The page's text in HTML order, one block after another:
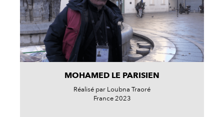
MOHAMED LE PARISIEN
Réalisé par Loubna Traoré
France 2023